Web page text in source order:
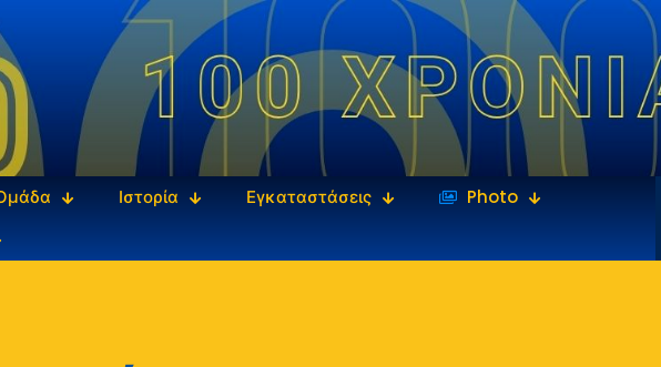
Ιστορία Εγκαταστάσεις
‎‏‏‎ ‎Photo